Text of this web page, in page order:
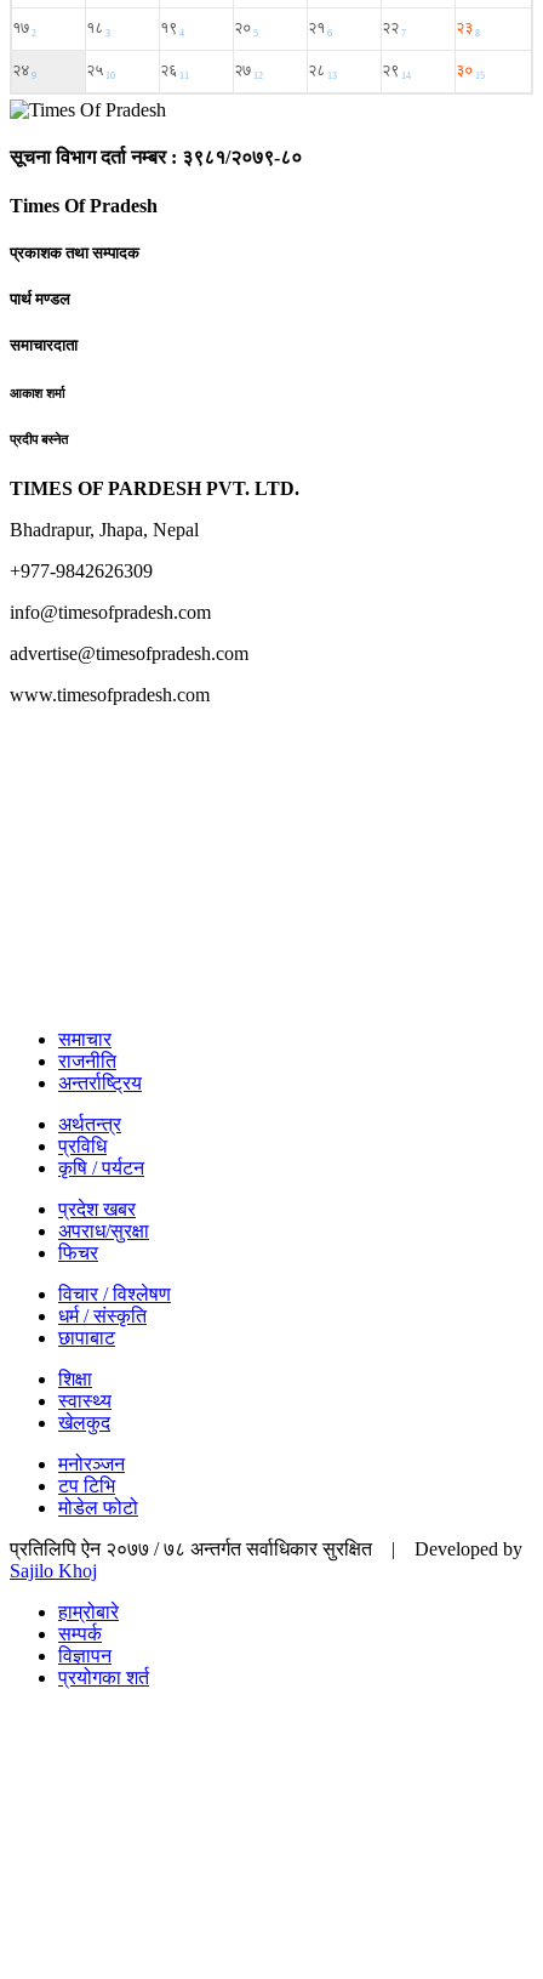
सूचना विभाग दर्ता नम्बर : ३९८१/२०७९-८०
Times Of Pradesh
प्रकाशक तथा सम्पादक
पार्थ मण्डल
समाचारदाता
आकाश शर्मा
प्रदीप बस्नेत
TIMES OF PARDESH PVT. LTD.
Bhadrapur, Jhapa, Nepal
+977-9842626309
info@timesofpradesh.com
advertise@timesofpradesh.com
www.timesofpradesh.com
समाचार
राजनीति
अन्तर्राष्ट्रिय
अर्थतन्त्र
प्रविधि
कृषि / पर्यटन
प्रदेश खबर
अपराध/सुरक्षा
फिचर
विचार / विश्लेषण
धर्म / संस्कृति
छापाबाट
शिक्षा
स्वास्थ्य
खेलकुद
मनोरञ्जन
टप टिभि
मोडेल फोटो
प्रतिलिपि ऐन २०७७ / ७८ अन्तर्गत सर्वाधिकार सुरक्षित | Developed by
Sajilo Khoj
हाम्रोबारे
सम्पर्क
विज्ञापन
प्रयोगका शर्त